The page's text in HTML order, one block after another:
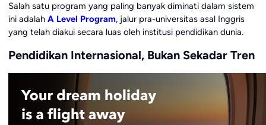
Salah satu program yang paling banyak diminati dalam sistem
ini adalah A Level Program, jalur pra-universitas asal Inggris
yang telah diakui secara luas oleh institusi pendidikan dunia.
Pendidikan Internasional, Bukan Sekadar Tren